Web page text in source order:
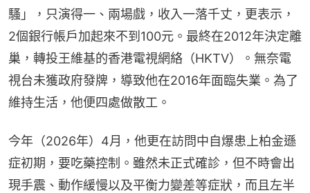
騷」，只演得一、兩場戲，收入一落千丈，更表示，
2個銀行帳戶加起來不到100元。最終在2012年決定離
巢，轉投王維基的香港電視網絡（HKTV）。無奈電
視台未獲政府發牌，導致他在2016年面臨失業。為了
維持生活，他便四處做散工。
今年（2026年）4月，他更在訪問中自爆患上柏金遜
症初期，要吃藥控制。雖然未正式確診，但不時會出
現手震、動作緩慢以及平衡力變差等症狀，而且左半